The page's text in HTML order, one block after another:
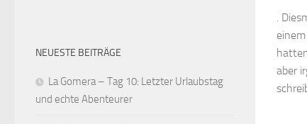
.
aber
NEUESTE BEITRÄGE
La Gomera – Tag 10: Letzter Urlaubstag
und echte Abenteurer